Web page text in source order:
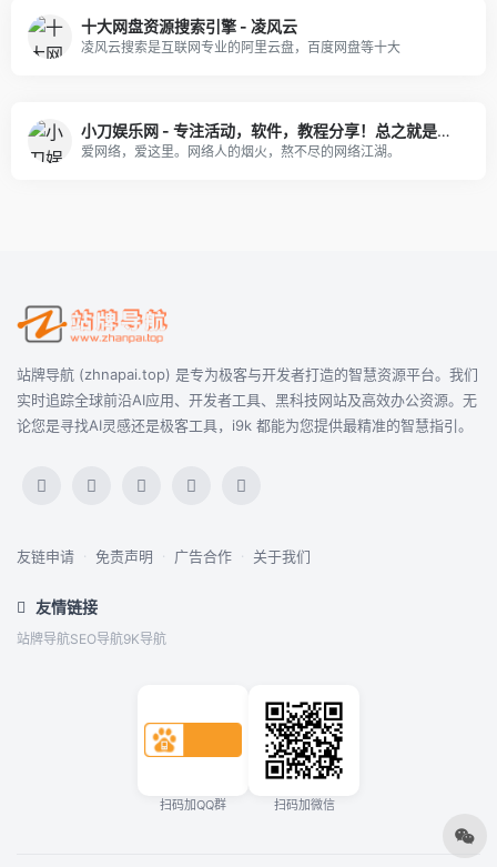
十大网盘资源搜索引擎 - 凌风云
凌风云搜索是互联网专业的阿里云盘，百度网盘等十大
小刀娱乐网 - 专注活动，软件，教程分享！总之就是网络那些事。
爱网络，爱这里。网络人的烟火，熬不尽的网络江湖。
站牌导航 (zhnapai.top) 是专为极客与开发者打造的智慧资源平台。我们
实时追踪全球前沿AI应用、开发者工具、黑科技网站及高效办公资源。无
论您是寻找AI灵感还是极客工具，i9k 都能为您提供最精准的智慧指引。
友链申请 · 免责声明 · 广告合作 · 关于我们
友情链接
站牌导航SEO导航9K导航
扫码加QQ群 扫码加微信